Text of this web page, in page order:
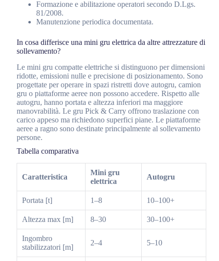
Formazione e abilitazione operatori secondo D.Lgs.
81/2008.
Manutenzione periodica documentata.
In cosa differisce una mini gru elettrica da altre attrezzature di
sollevamento?
Le mini gru compatte elettriche si distinguono per dimensioni
ridotte, emissioni nulle e precisione di posizionamento. Sono
progettate per operare in spazi ristretti dove autogru, camion
gru o piattaforme aeree non possono accedere. Rispetto alle
autogru, hanno portata e altezza inferiori ma maggiore
manovrabilità. Le gru Pick & Carry offrono traslazione con
carico appeso ma richiedono superfici piane. Le piattaforme
aeree a ragno sono destinate principalmente al sollevamento
persone.
Tabella comparativa
Caratteristica
Mini gru
elettrica
Autogru
Portata [t] 1–8 10–100+
Altezza max [m] 8–30 30–100+
Ingombro
stabilizzatori [m]
2–4 5–10